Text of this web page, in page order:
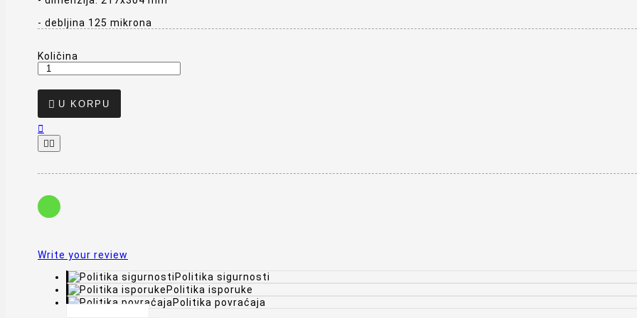
- debljina 125 mikrona
Količina
 U KORPU

 
Write your review
Politika sigurnosti
Politika isporuke
Politika povraćaja